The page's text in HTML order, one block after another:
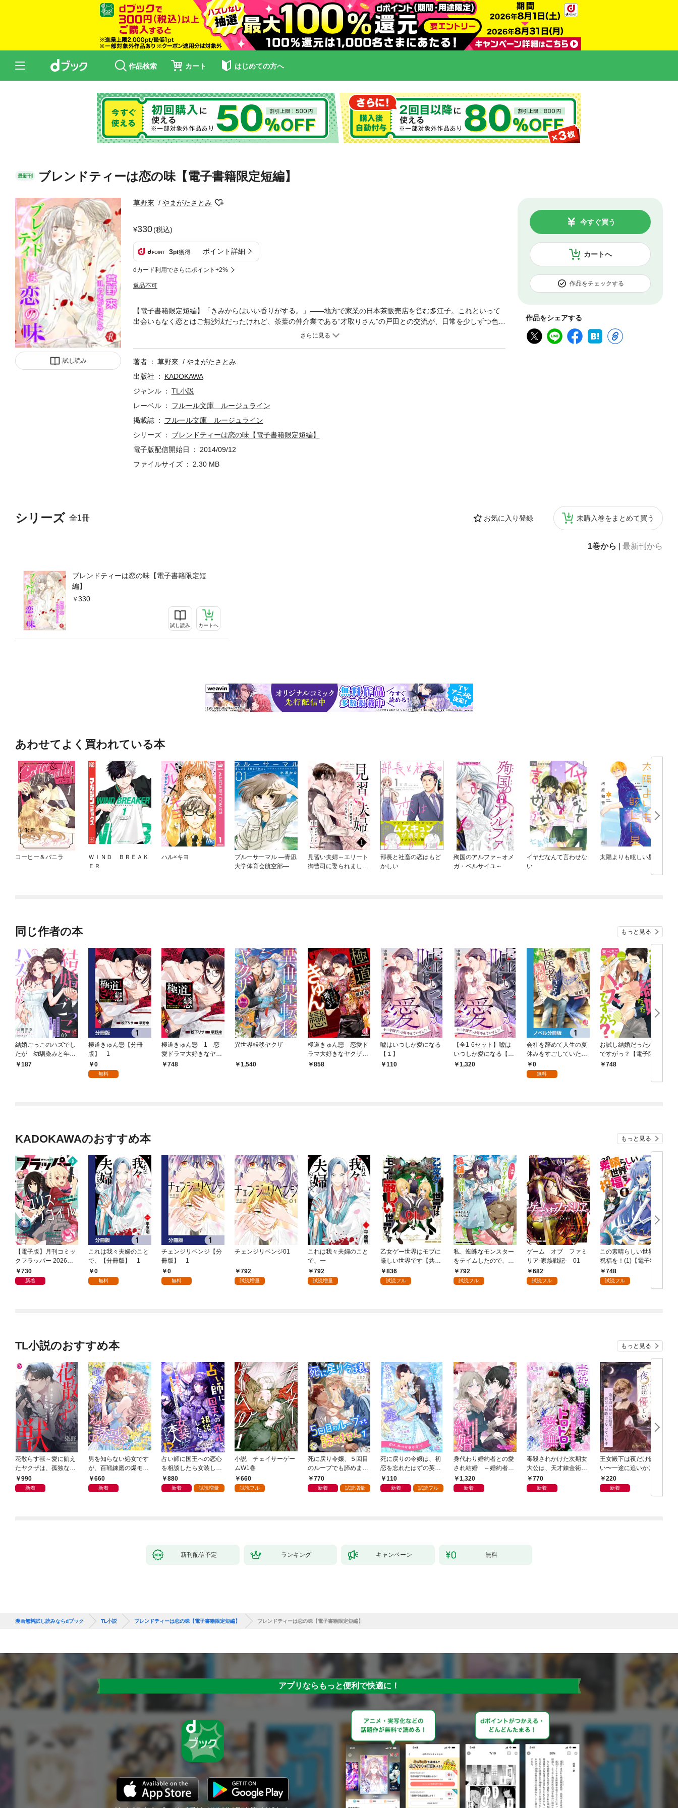
作品検索 カート はじめての方へ
最新刊 ブレンドティーは恋の味【電子書籍限定短編】
試し読み
草野來 やまがたさとみ
330(税込)
3pt獲得 ポイント詳細
dカード利用でさらにポイント+2%
返品不可
カートへ
今すぐ買う
作品をチェックする
作品をシェアする
シリーズ 全1冊 お気に入り登録 未購入巻をまとめて買う
1巻から 最新刊から
ブレンドティーは恋の味【電子書籍限定短
編】
330
試し読み カートへ
【電子書籍限定短編】「きみからはいい香りがする。」――地方で家業の日本茶販売店を営む多江子。これといって
出会いもなく恋とはご無沙汰だったけれど、茶葉の仲介業である“才取りさん”の戸田との交流が、日常を少しずつ色め
きだてていく。香りフェチの彼から、ある日オリジナルのブレンドティーを作ることを提案された多江子は、お茶に
著者
草野來
やまがたさとみ
出版社
KADOKAWA
ジャンル
TL小説
レーベル
フルール文庫 ルージュライン
掲載誌
フルール文庫 ルージュライン
シリーズ
ブレンドティーは恋の味【電子書籍限定短編】
電子版配信開始日
2014/09/12
ファイルサイズ
2.30 MB
あわせてよく買われている本
コーヒー＆バニラ
ＷＩＮＤ ＢＲＥＡＫ
ＥＲ
ハル×キヨ
ブルーサーマル —青凪
大学体育会航空部—
見習い夫婦～エリート
御曹司に娶られました
部長と社畜の恋はもど
かしい
殉国のアルファ～オメ
ガ・ベルサイユ～
イヤだなんて言わせな
い
太陽よりも眩しい星
同じ作者の本 もっと見る
結婚ごっこのハズでし
たが 幼馴染みと年の
差なかよし夫婦になり
187
極道きゅん戀【分冊
版】 1
0
無料
極道きゅん戀 1 恋
愛ドラマ大好きなヤク
ザの恋愛事情
748
異世界転移ヤクザ
1,540
極道きゅん戀 恋愛ド
ラマ大好きなヤクザだ
が悪ぃかよ？【電子特
858
嘘はいつしか愛になる
【１】
110
【全1-6セット】嘘は
いつしか愛になる【イ
ラスト付】
1,320
会社を辞めて人生の夏
休みをすごしていた
ら、お医者さまと結婚
することになった。
0
無料
お試し結婚だったハズ
ですがっ？【電子限定
特典つき】
748
KADOKAWAのおすすめ本 もっと見る
【電子版】月刊コミッ
クフラッパー 2026年9
月号730
新着
これは我々夫婦のこと
で、【分冊版】 1
0
無料
チェンジリベンジ【分
冊版】 1
0
無料
チェンジリベンジ01
792
試読増量
これは我々夫婦のこと
で、一
792
試読増量
乙女ゲー世界はモブに
厳しい世界です【共和
国編】 ０１
836
試読フル
私、蜘蛛なモンスター
をテイムしたので、ス
パイダーシルクで裁縫
を頑張ります！ 1
792
試読フル
ゲーム オブ ファミ
リア-家族戦記- 01
682
試読フル
この素晴らしい世界に
祝福を！(1)【電子特別
版】748
試読フル
TL小説のおすすめ本 もっと見る
花散らす獣～愛に飢え
たヤクザは、孤独な私
をかき乱す～
990
新着
男を知らない処女です
が、百戦錬磨の爆モテ
護衛騎士様をえっちに
誘惑してみます！
660
新着
占い師に国王への恋心
を相談したら女装した
本人でした！？ 秘密
の官能レッスンでとろ
880
新着 試読増量
小説 チェイサーゲー
ムW1巻
660
試読フル
死に戻り令嬢、５回目
のループでも諦めませ
ん１770
新着 試読増量
死に戻りの令嬢は、初
恋を忘れたはずの英雄
騎士から一途に愛され
る【１】
110
新着 試読フル
身代わり婚約者との愛
され結婚 ～婚約者の
代役で来た彼に甘い愛
を注がれています～
1,320
新着
毒殺されかけた次期女
大公は、天才錬金術師
の妙薬で一晩中トロト
ロに愛撫されています
770
新着
王女殿下は夜だけ優し
い〜一途に追いかけた
結果、遊び人が騎士に
なっていた件〜
220
新着
新刊配信予定 ランキング キャンペーン 無料
漫画無料試し読みならdブック TL小説 ブレンドティーは恋の味【電子書籍限定短編】 ブレンドティーは恋の味【電子書籍限定短編】
アプリならもっと便利で快適に！